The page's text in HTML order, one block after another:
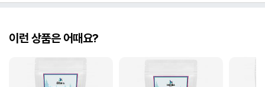
이런 상품은 어때요?